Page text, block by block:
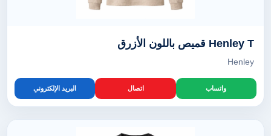
Henley T قميص باللون الأزرق
Henley
واتساب اتصال البريد الإلكتروني